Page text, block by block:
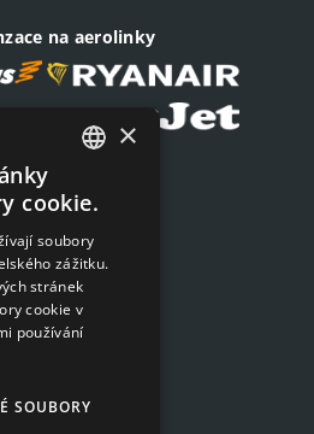
na aerolinky
on-line žádost
on-line žádost
Navigace
Ceník
a odpovědi
Poradna
SLOVAK
×
cookie.
soubory
zážitku.
stránek
cookie v
používání
SOUBORY